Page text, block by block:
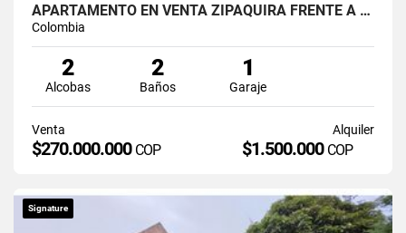
APARTAMENTO EN VENTA ZIPAQUIRÁ FRENTE A LA UNIMINUTO
Colombia
2
Alcobas
2
Baños
1
Garaje
Venta
$270.000.000 COP
Alquiler
$1.500.000 COP
Signature